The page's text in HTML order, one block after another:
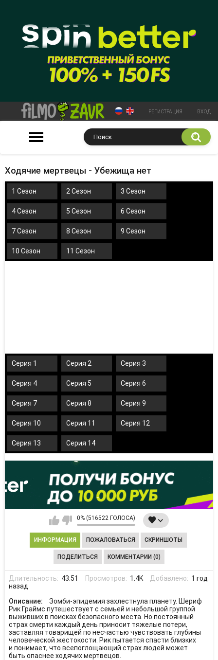
РЕГИСТРАЦИЯ ВХОД
Ходячие мертвецы - Убежища нет
1 Сезон 2 Сезон 3 Сезон
4 Сезон 5 Сезон 6 Сезон
7 Сезон 8 Сезон 9 Сезон
10 Сезон 11 Сезон
Серия 1 Серия 2 Серия 3
Серия 4 Серия 5 Серия 6
Серия 7 Серия 8 Серия 9
Серия 10 Серия 11 Серия 12
Серия 13 Серия 14
0% (516522 ГОЛОСА)
ИНФОРМАЦИЯ ПОЖАЛОВАТЬСЯ СКРИНШОТЫ
ПОДЕЛИТЬСЯ КОММЕНТАРИИ (0)
Длительность: 43:51 Просмотров: 1.4K Добавлено: 1 год
назад
Описание:
Зомби-эпидемия захлестнула планету. Шериф
Рик Граймс путешествует с семьей и небольшой группой
выживших в поисках безопасного места. Но постоянный
страх смерти каждый день приносит тяжелые потери,
заставляя товарищей по несчастью чувствовать глубины
человеческой жестокости. Рик пытается спасти близких
и понимает, что всепоглощающий страх людей может
быть опаснее ходячих мертвецов.